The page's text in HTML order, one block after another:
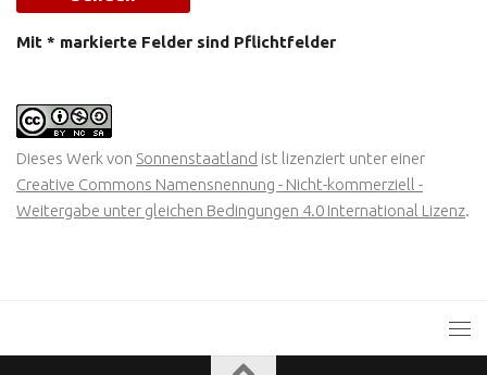
Mit * markierte Felder sind Pflichtfelder
Dieses Werk von Sonnenstaatland ist lizenziert unter einer
Creative Commons Namensnennung - Nicht-kommerziell -
Weitergabe unter gleichen Bedingungen 4.0 International Lizenz.